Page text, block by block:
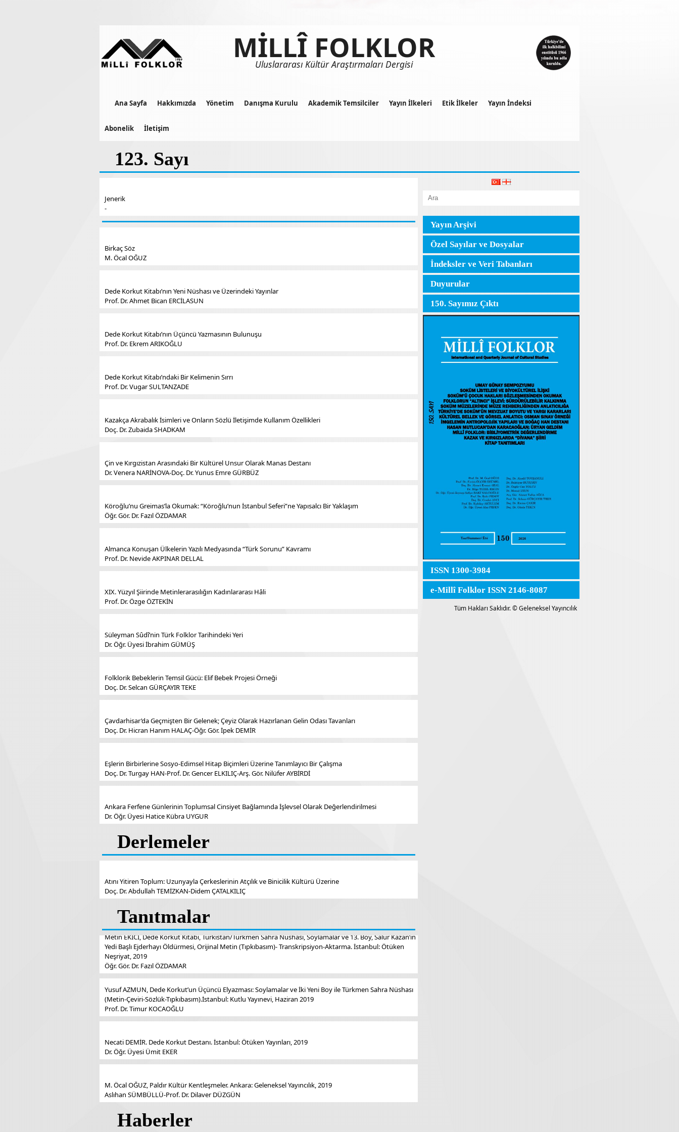
MİLLÎ FOLKLOR
Uluslararası Kültür Araştırmaları Dergisi
Ana Sayfa Hakkımızda Yönetim Danışma Kurulu Akademik Temsilciler Yayın İlkeleri Etik İlkeler Yayın İndeksi
Abonelik İletişim
123. Sayı
Jenerik
-
Birkaç Söz
M. Öcal OĞUZ
Dede Korkut Kitabı’nın Yeni Nüshası ve Üzerindeki Yayınlar
Prof. Dr. Ahmet Bican ERCİLASUN
Dede Korkut Kitabı’nın Üçüncü Yazmasının Bulunuşu
Prof. Dr. Ekrem ARIKOĞLU
Dede Korkut Kitabı’ndaki Bir Kelimenin Sırrı
Prof. Dr. Vugar SULTANZADE
Kazakça Akrabalık İsimleri ve Onların Sözlü İletişimde Kullanım Özellikleri
Doç. Dr. Zubaida SHADKAM
Çin ve Kırgızistan Arasındaki Bir Kültürel Unsur Olarak Manas Destanı
Dr. Venera NARİNOVA-Doç. Dr. Yunus Emre GÜRBÜZ
Köroğlu’nu Greimas’la Okumak: “Köroğlu’nun İstanbul Seferi”ne Yapısalcı Bir Yaklaşım
Öğr. Gör. Dr. Fazıl ÖZDAMAR
Almanca Konuşan Ülkelerin Yazılı Medyasında “Türk Sorunu” Kavramı
Prof. Dr. Nevide AKPINAR DELLAL
XIX. Yüzyıl Şiirinde Metinlerarasılığın Kadınlararası Hâli
Prof. Dr. Özge ÖZTEKİN
Süleyman Sûdî’nin Türk Folklor Tarihindeki Yeri
Dr. Öğr. Üyesi İbrahim GÜMÜŞ
Folklorik Bebeklerin Temsil Gücü: Elif Bebek Projesi Örneği
Doç. Dr. Selcan GÜRÇAYIR TEKE
Çavdarhisar’da Geçmişten Bir Gelenek; Çeyiz Olarak Hazırlanan Gelin Odası Tavanları
Doç. Dr. Hicran Hanım HALAÇ-Öğr. Gör. İpek DEMİR
Eşlerin Birbirlerine Sosyo-Edimsel Hitap Biçimleri Üzerine Tanımlayıcı Bir Çalışma
Doç. Dr. Turgay HAN-Prof. Dr. Gencer ELKILIÇ-Arş. Gör. Nilüfer AYBİRDİ
Ankara Ferfene Günlerinin Toplumsal Cinsiyet Bağlamında İşlevsel Olarak Değerlendirilmesi
Dr. Öğr. Üyesi Hatice Kübra UYGUR
Derlemeler
Atını Yitiren Toplum: Uzunyayla Çerkeslerinin Atçılık ve Binicilik Kültürü Üzerine
Doç. Dr. Abdullah TEMİZKAN-Didem ÇATALKILIÇ
Tanıtmalar
Metin EKİCİ, Dede Korkut Kitabı, Türkistan/Türkmen Sahra Nüshası, Soylamalar ve 13. Boy, Salur Kazan’ın
Yedi Başlı Ejderhayı Öldürmesi, Orijinal Metin (Tıpkıbasım)- Transkripsiyon-Aktarma. İstanbul: Ötüken
Neşriyat, 2019
Öğr. Gör. Dr. Fazıl ÖZDAMAR
Yusuf AZMUN, Dede Korkut’un Üçüncü Elyazması: Soylamalar ve İki Yeni Boy ile Türkmen Sahra Nüshası
(Metin-Çeviri-Sözlük-Tıpkıbasım).İstanbul: Kutlu Yayınevi, Haziran 2019
Prof. Dr. Timur KOCAOĞLU
Necati DEMİR. Dede Korkut Destanı. İstanbul: Ötüken Yayınları, 2019
Dr. Öğr. Üyesi Ümit EKER
M. Öcal OĞUZ, Paldır Kültür Kentleşmeler. Ankara: Geleneksel Yayıncılık, 2019
Aslıhan SÜMBÜLLÜ-Prof. Dr. Dilaver DÜZGÜN
Haberler
Yayın Arşivi
Özel Sayılar ve Dosyalar
İndeksler ve Veri Tabanları
Duyurular
150. Sayımız Çıktı
ISSN 1300-3984
e-Millî Folklor ISSN 2146-8087
Tüm Hakları Saklıdır. © Geleneksel Yayıncılık